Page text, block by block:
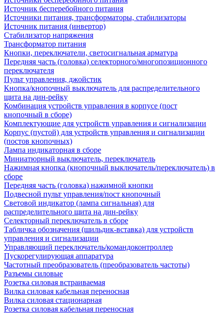
Источник бесперебойного питания
Источники питания, трансформаторы, стабилизаторы
Источник питания (инвертор)
Стабилизатор напряжения
Трансформатор питания
Кнопки, переключатели, светосигнальная арматура
Передняя часть (головка) селекторного/многопозиционного
переключателя
Пульт управления, джойстик
Кнопка/кнопочный выключатель для распределительного
щита на дин-рейку
Комбинация устройств управления в корпусе (пост
кнопочный в сборе)
Комплектующие для устройств управления и сигнализации
Корпус (пустой) для устройств управления и сигнализации
(постов кнопочных)
Лампа индикаторная в сборе
Миниатюрный выключатель, переключатель
Нажимная кнопка (кнопочный выключатель/переключатель) в
сборе
Передняя часть (головка) нажимной кнопки
Подвесной пульт управления/пост кнопочный
Световой индикатор (лампа сигнальная) для
распределительного щита на дин-рейку
Селекторный переключатель в сборе
Табличка обозначения (шильдик-вставка) для устройств
управления и сигнализации
Управляющий переключатель/командоконтроллер
Пускорегулирующая аппаратура
Частотный преобразователь (преобразователь частоты)
Разъемы силовые
Розетка силовая встраиваемая
Вилка силовая кабельная переносная
Вилка силовая стационарная
Розетка силовая кабельная переносная